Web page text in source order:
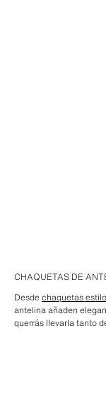
CHAQUETAS DE
Desdechaquetas
antelina añaden
querrás llevarla tanto